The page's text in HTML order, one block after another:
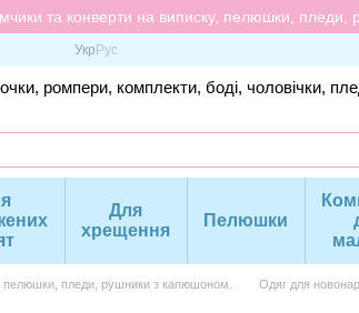
та конверти на виписку, пелюшки, пледи,
Укр Рус
ромпери, комплекти, боді, чоловічки,
Для
хрещення
Пелюшки
пелюшки, пледи, рушники з капюшоном. Одяг для